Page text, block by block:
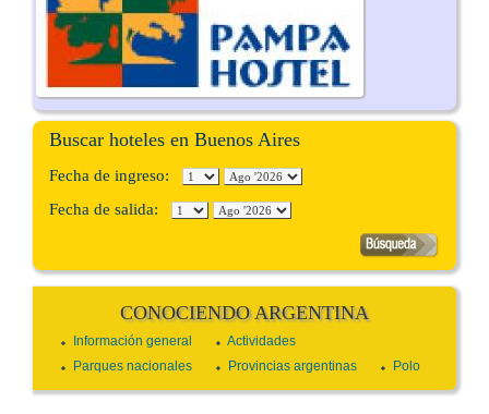
Buscar hoteles en Buenos Aires
Fecha de ingreso:
Fecha de salida:
CONOCIENDO ARGENTINA
Información general
Actividades
Parques nacionales
Provincias argentinas Polo